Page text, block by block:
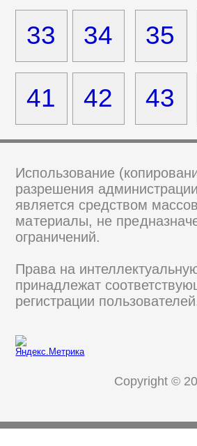
Использование
разрешения
является средством
материалы, не
ограничений.
Права на
принадлежат
регистрации
Copyright ©
33 34 35
41 42 43